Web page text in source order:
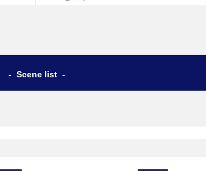
Scene list